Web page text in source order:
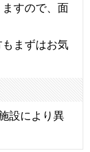
すので、面
まずはお気
設により異